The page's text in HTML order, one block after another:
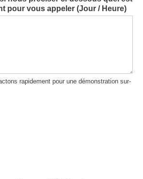
pour vous appeler (Jour / Heure)
rapidement pour une démonstration sur-